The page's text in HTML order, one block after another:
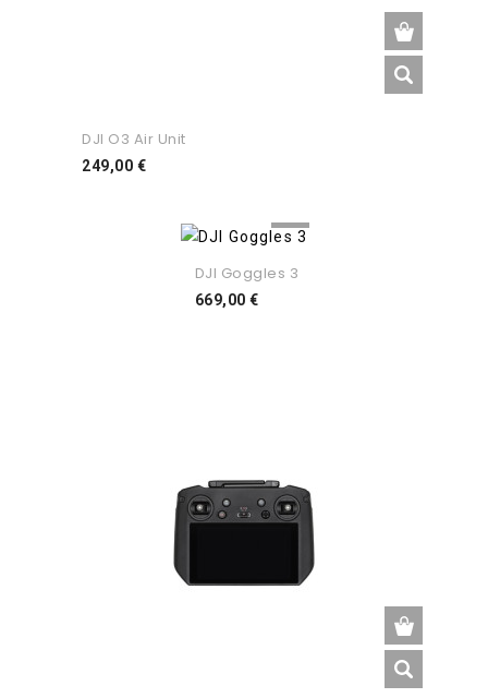
DJI O3 Air Unit
249,00 €Preço
DJI Goggles 3
669,00 €Preço